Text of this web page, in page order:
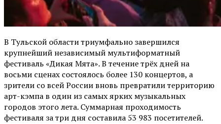
В Тульской области триумфально завершился
крупнейший независимый мультиформатный
фестиваль «Дикая Мята». В течение трёх дней на
восьми сценах состоялось более 130 концертов, а
зрители со всей России вновь превратили территорию
арт-кэмпа в один из самых ярких музыкальных
городов этого лета. Суммарная проходимость
фестиваля за три дня составила 53 983 посетителей.